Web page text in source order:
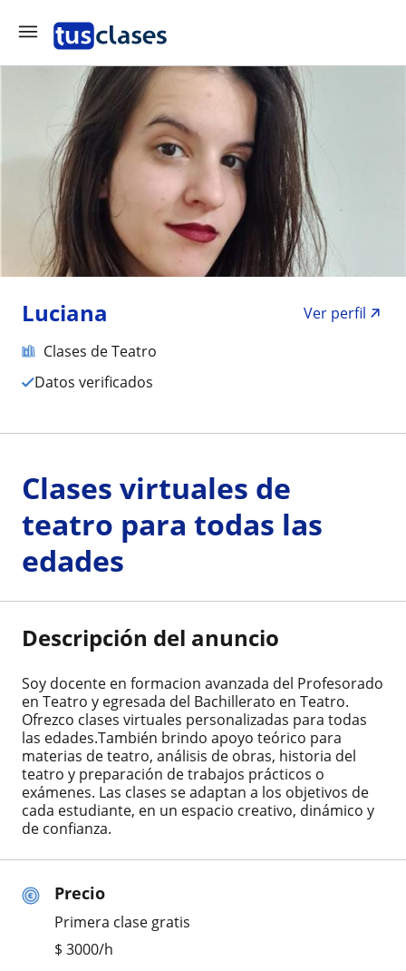
Luciana
Ver perfil
Clases de Teatro
Datos verificados
Precio
Primera clase gratis
$ 3000/h
Clases virtuales de
teatro para todas las
edades
Descripción del anuncio
Soy docente en formacion avanzada del Profesorado
en Teatro y egresada del Bachillerato en Teatro.
Ofrezco clases virtuales personalizadas para todas
las edades.También brindo apoyo teórico para
materias de teatro, análisis de obras, historia del
teatro y preparación de trabajos prácticos o
exámenes. Las clases se adaptan a los objetivos de
cada estudiante, en un espacio creativo, dinámico y
de confianza.